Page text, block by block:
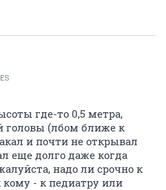
где-то 0,5 метра,
головы (лбом ближе к
и почти не открывал
еще долго даже когда
надо ли срочно к
кому - к педиатру или